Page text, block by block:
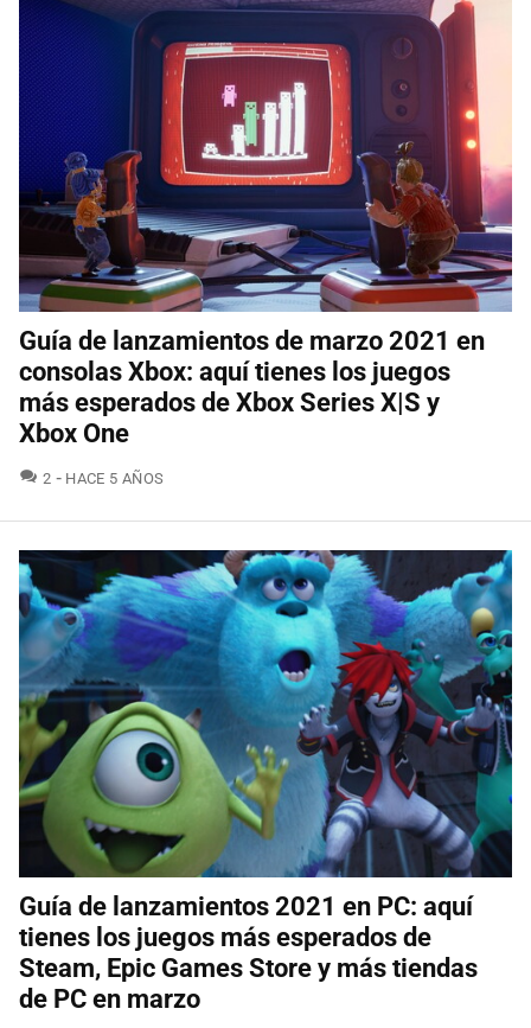
Guía de lanzamientos de marzo 2021 en
consolas Xbox: aquí tienes los juegos
más esperados de Xbox Series X|S y
Xbox One
2 COMENTARIOS
HACE 5 AÑOS
Guía de lanzamientos 2021 en PC: aquí
tienes los juegos más esperados de
Steam, Epic Games Store y más tiendas
de PC en marzo